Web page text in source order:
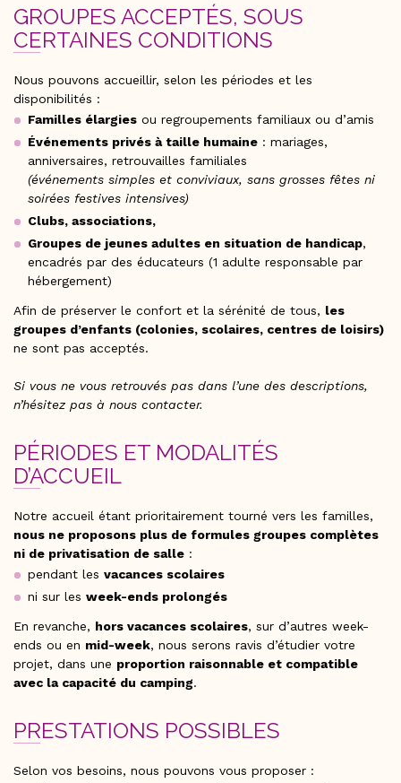
GROUPES ACCEPTÉS, SOUS
CERTAINES CONDITIONS
Nous pouvons accueillir, selon les périodes et les
disponibilités :
Familles élargies ou regroupements familiaux ou d’amis
Événements privés à taille humaine : mariages,
anniversaires, retrouvailles familiales
(événements simples et conviviaux, sans grosses fêtes ni
soirées festives intensives)
Clubs, associations,
Groupes de jeunes adultes en situation de handicap,
encadrés par des éducateurs (1 adulte responsable par
hébergement)
Afin de préserver le confort et la sérénité de tous, les
groupes d’enfants (colonies, scolaires, centres de loisirs)
ne sont pas acceptés.
Si vous ne vous retrouvés pas dans l’une des descriptions,
n’hésitez pas à nous contacter.
PÉRIODES ET MODALITÉS
D’ACCUEIL
Notre accueil étant prioritairement tourné vers les familles,
nous ne proposons plus de formules groupes complètes
ni de privatisation de salle :
pendant les vacances scolaires
ni sur les week-ends prolongés
En revanche, hors vacances scolaires, sur d’autres week-
ends ou en mid-week, nous serons ravis d’étudier votre
projet, dans une proportion raisonnable et compatible
avec la capacité du camping.
PRESTATIONS POSSIBLES
Selon vos besoins, nous pouvons vous proposer :